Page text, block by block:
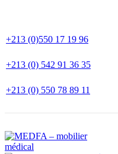
+213 (0)550 17 19 96
+213 (0) 542 91 36 35
+213 (0) 550 78 89 11